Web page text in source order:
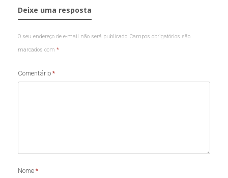
Deixe uma resposta
O seu endereço de e-mail não será publicado. Campos obrigatórios são
marcados com *
Comentário *
Nome *